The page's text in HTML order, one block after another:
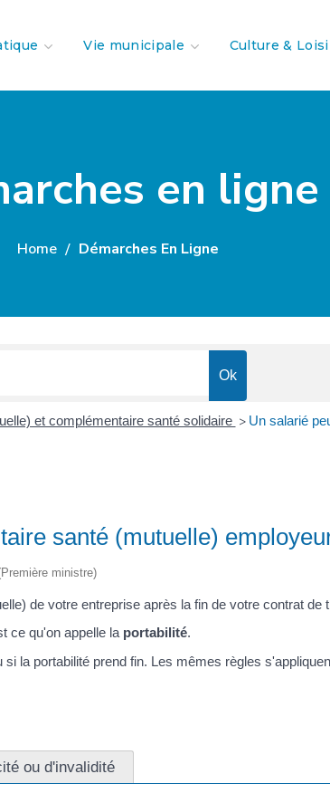
Vie municipale Culture &
en ligne
Home Démarches En Ligne
et complémentaire santé solidaire > Un salarié
santé (mutuelle)
ministre)
de votre entreprise après la fin de votre contrat de
ce qu'on appelle la portabilité.
la portabilité prend fin. Les mêmes règles
ou d'invalidité